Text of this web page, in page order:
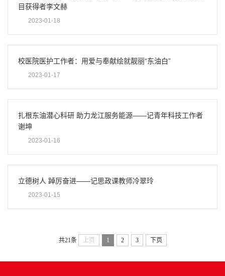
目获得者李文赫
2023-01-18
校医院医护工作者：用爱与奉献绘就靓丽“东油白”
2023-01-17
扎根东油潜心科研 助力龙江服务能源——记青年科技工作者
谢坤
2023-01-16
立德树人 踔厉奋进——记思政课教师冷翠玲
2023-01-15
共21条 上页 1 2 3 下页